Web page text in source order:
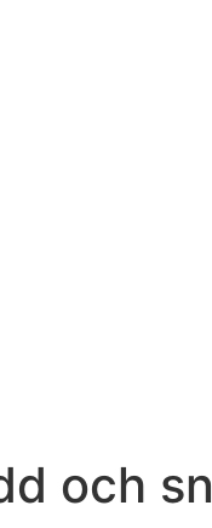
och